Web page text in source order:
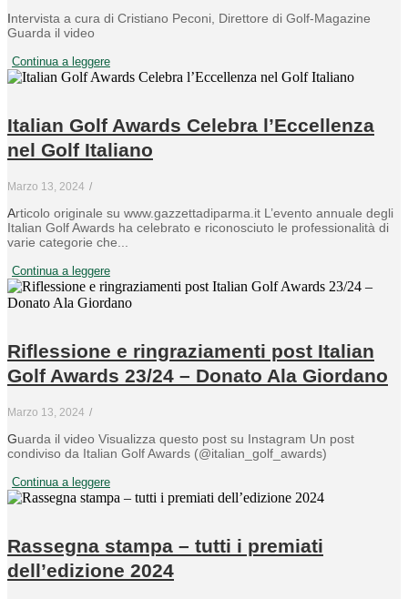
Intervista a cura di Cristiano Peconi, Direttore di Golf-Magazine
Guarda il video
Continua a leggere
Italian Golf Awards Celebra l’Eccellenza
nel Golf Italiano
Marzo 13, 2024 /
Articolo originale su www.gazzettadiparma.it L’evento annuale degli
Italian Golf Awards ha celebrato e riconosciuto le professionalità di
varie categorie che...
Continua a leggere
Riflessione e ringraziamenti post Italian
Golf Awards 23/24 – Donato Ala Giordano
Marzo 13, 2024 /
Guarda il video Visualizza questo post su Instagram Un post
condiviso da Italian Golf Awards (@italian_golf_awards)
Continua a leggere
Rassegna stampa – tutti i premiati
dell’edizione 2024